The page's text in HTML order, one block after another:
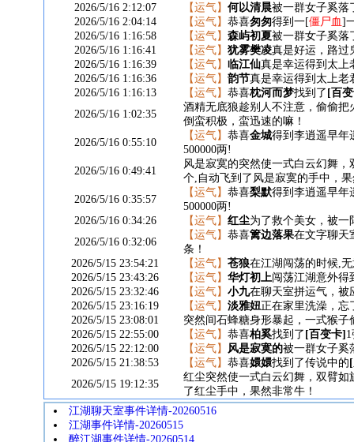
2026/5/16 2:12:07
【运气】 何以清晨被一群女子奚落
2026/5/16 2:04:14
【运气】 恭喜匆匆得到一[僵尸血]
2026/5/16 1:16:58
【运气】 森屿初夏被一群女子奚落
2026/5/16 1:16:41
【运气】 犹雾樊凌真是好运，路过
2026/5/16 1:16:39
【运气】 临江仙真是幸运得到太上
2026/5/16 1:16:36
【运气】 韵节真是幸运得到太上老
2026/5/16 1:16:13
【运气】 恭喜枕河而梦找到了 [百
2026/5/16 1:02:35
酒精无底狼趁别人不注意，偷偷把
倒蛮积极，蛮迅速的嘛！
2026/5/16 0:55:10
【运气】 恭喜金城得到李逍遥早年
500000两!
2026/5/16 0:49:41
风是寂寞的突然使一式白云幻舞
个,自动飞到了风是寂寞的手中，
2026/5/16 0:35:57
【运气】 恭喜梨默得到李逍遥早年
500000两!
2026/5/16 0:34:26
【运气】 红尘为了救个美女，被一
2026/5/16 0:32:06
【运气】 恭喜篱边落果在文字聊天
条！
2026/5/15 23:54:21
【运气】 苍狼在江湖闯荡的时候,
2026/5/15 23:43:26
【运气】 华灯初上闯荡江湖意外得
2026/5/15 23:32:46
【运气】 小九在聊天室拼运气，被
2026/5/15 23:16:19
【运气】 淡雅妞正在家里洗澡，忘
2026/5/15 23:08:01
突然间石蜂糖身形暴起，一式猴
2026/5/15 22:55:00
【运气】 恭喜柏奚找到了 [百变卡]
2026/5/15 22:12:00
【运气】 风是寂寞的被一群女子奚
2026/5/15 21:38:53
【运气】 恭喜嬛嬛找到了传说中的
2026/5/15 19:12:35
红尘突然使一式白云幻舞，双臂
了红尘手中，果然非常牛！
江湖聊天室事件详情-20260516
江湖事件详情-20260515
醉江湖事件详情-20260514